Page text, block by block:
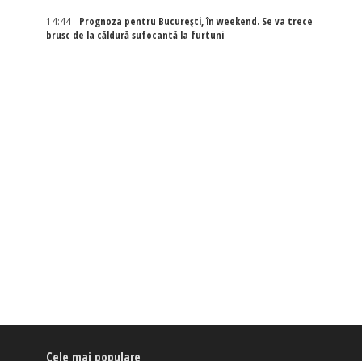
14:44
Prognoza pentru București, în weekend. Se va trece
brusc de la căldură sufocantă la furtuni
Cele mai populare